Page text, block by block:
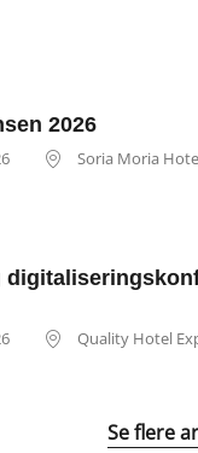
2026
Soria Moria
Quality Hotel
Se flere